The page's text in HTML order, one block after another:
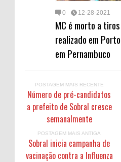
0 12-28-2021
MC é morto a
realizado em
em Pernambuco
POSTAGEM MAIS RECENTE
Número de pré-candidatos
a prefeito de Sobral cresce
semanalmente
POSTAGEM MAIS ANTIGA
Sobral inicia campanha de
vacinação contra a Influenza